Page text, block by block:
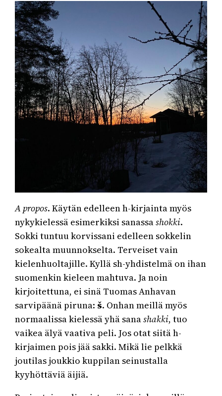
A propos. Käytän edelleen h-kirjainta myös
nykykielessä esimerkiksi sanassashokki.
Sokki tuntuu korvissani edelleen sokkelin
sokealta muunnokselta. Terveiset vain
kielenhuoltajille. Kyllä sh-yhdistelmä on ihan
suomenkin kieleen mahtuva. Ja noin
kirjoitettuna, ei sinä Tuomas Anhavan
sarvipäänä piruna: š. Onhan meillä myös
normaalissa kielessä yhä sanashakki, tuo
vaikea älyä vaativa peli. Jos otat siitä h-
kirjaimen pois jää sakki. Mikä lie pelkkä
joutilas joukkio kuppilan seinustalla
kyyhöttäviä äijiä.